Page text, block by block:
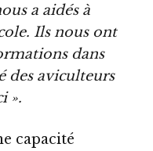
a aidés à
Ils nous ont
dans
des aviculteurs
».
capacité